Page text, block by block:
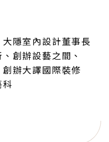
隱室內設計董事長
創辦設藝之間、
辦大譯國際裝修